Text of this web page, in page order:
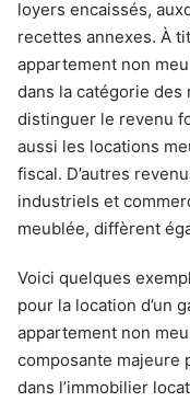
loyers encaissés,
recettes annexes. À
appartement non
dans la catégorie
distinguer le revenu
aussi les locations
fiscal. D’autres
industriels et
meublée, diffèrent
Voici quelques
pour la location d’un
appartement non
composante majeure
dans l’immobilier